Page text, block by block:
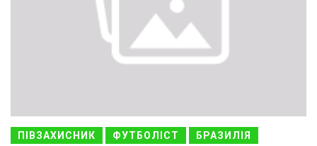
ПІВЗАХИСНИК ФУТБОЛІСТ БРАЗИЛІЯ